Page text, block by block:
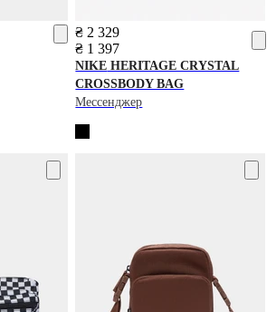
₴ 2 329
₴ 1 397
NIKE HERITAGE CRYSTAL
CROSSBODY BAG
Мессенджер